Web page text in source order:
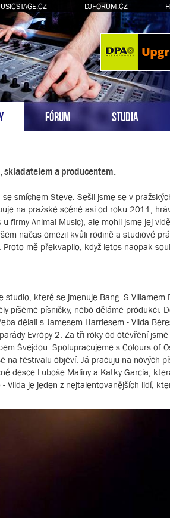
DJFORUM.CZ
FÓRUM STUDIA
skladatelem a producentem.
smíchem Steve. Sešli jsme se v
na pražské scéně asi od roku 2011,
firmy Animal Music), ale mohli jsme jej
načas omezil kvůli rodině a studiové
mě překvapilo, když letos naopak
které se jmenuje Bang. S Viliamem
píšeme písničky, nebo děláme produkci.
dělali s Jamesem Harriesem - Vilda
Evropy 2. Za tři roky od otevření jsme
Švejdou. Spolupracujeme s Colours of
na festivalu objeví. Já pracuju na nových
desce Luboše Maliny a Katky Garcia,
Vilda je jeden z nejtalentovanějších lidí,